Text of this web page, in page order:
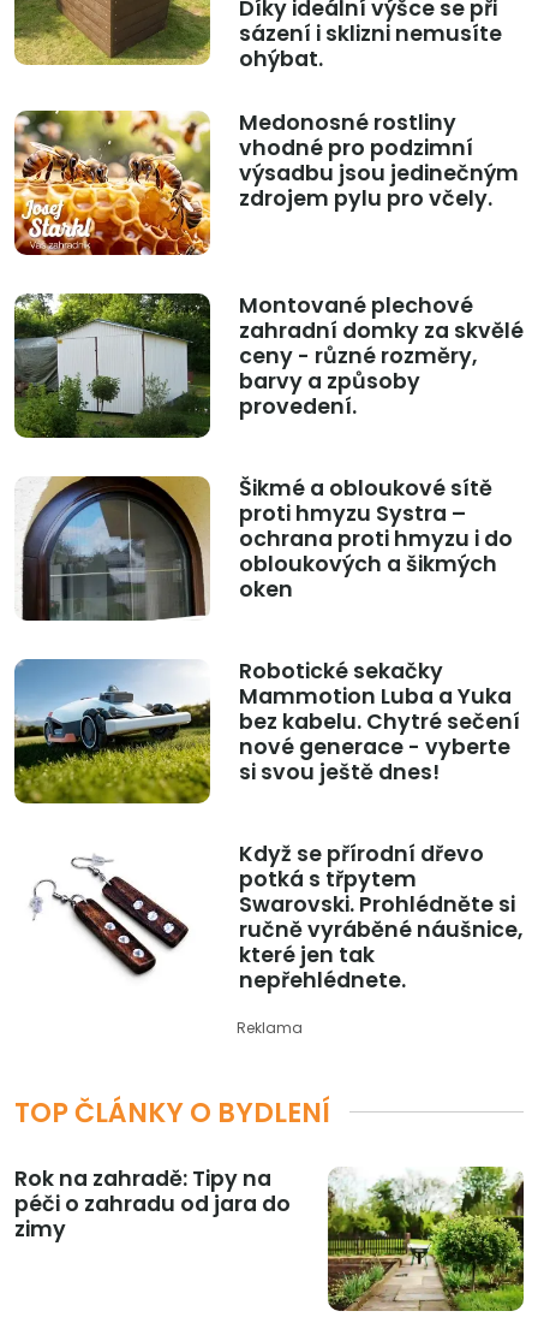
Díky ideální výšce se při
sázení i sklizni nemusíte
ohýbat.
Medonosné rostliny
vhodné pro podzimní
výsadbu jsou jedinečným
zdrojem pylu pro včely.
Montované plechové
zahradní domky za skvělé
ceny - různé rozměry,
barvy a způsoby
provedení.
Šikmé a obloukové sítě
proti hmyzu Systra –
ochrana proti hmyzu i do
obloukových a šikmých
oken
Robotické sekačky
Mammotion Luba a Yuka
bez kabelu. Chytré sečení
nové generace - vyberte
si svou ještě dnes!
Když se přírodní dřevo
potká s třpytem
Swarovski. Prohlédněte si
ručně vyráběné náušnice,
které jen tak
nepřehlédnete.
Reklama
TOP ČLÁNKY O BYDLENÍ
Rok na zahradě: Tipy na
péči o zahradu od jara do
zimy